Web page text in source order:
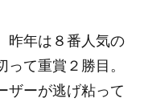
昨年は８番人気の
て重賞２勝目。
ザーが逃げ粘って